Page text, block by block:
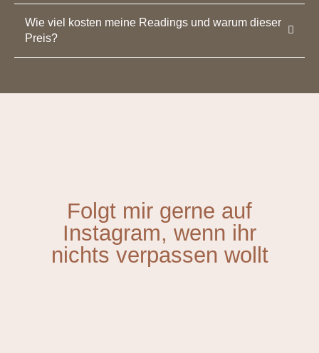
Wie viel kosten meine Readings und warum dieser
Preis?
Folgt mir gerne auf
Instagram, wenn ihr
nichts verpassen wollt